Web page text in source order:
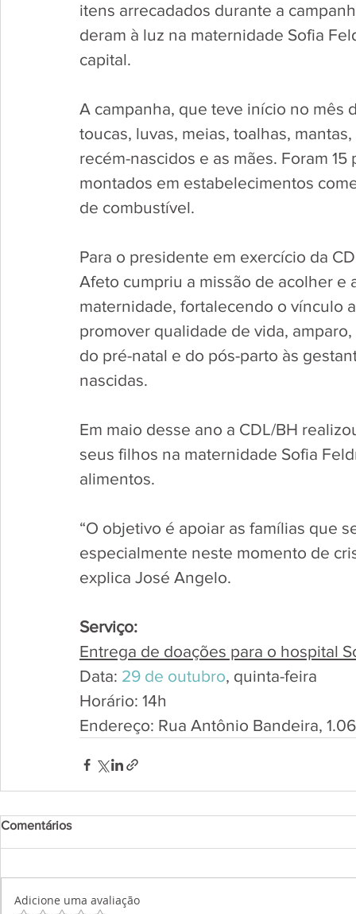
itens arrecadados durante a
deram à luz na maternidade Sofia
capital.
A campanha, que teve início no
toucas, luvas, meias, toalhas,
recém-nascidos e as mães. Foram
montados em estabelecimentos
de combustível.
Para o presidente em exercício da
Afeto cumpriu a missão de acolher
maternidade, fortalecendo o vínculo
promover qualidade de vida,
do pré-natal e do pós-parto às
nascidas.
Em maio desse ano a CDL/BH
seus filhos na maternidade Sofia
alimentos.
“O objetivo é apoiar as famílias que
especialmente neste momento de
explica José Angelo.
Serviço:
Entrega de doações para o hospital
Data: 29 de outubro, quinta-feira
Horário: 14h
Endereço: Rua Antônio Bandeira,
Comentários
Adicione uma avaliação